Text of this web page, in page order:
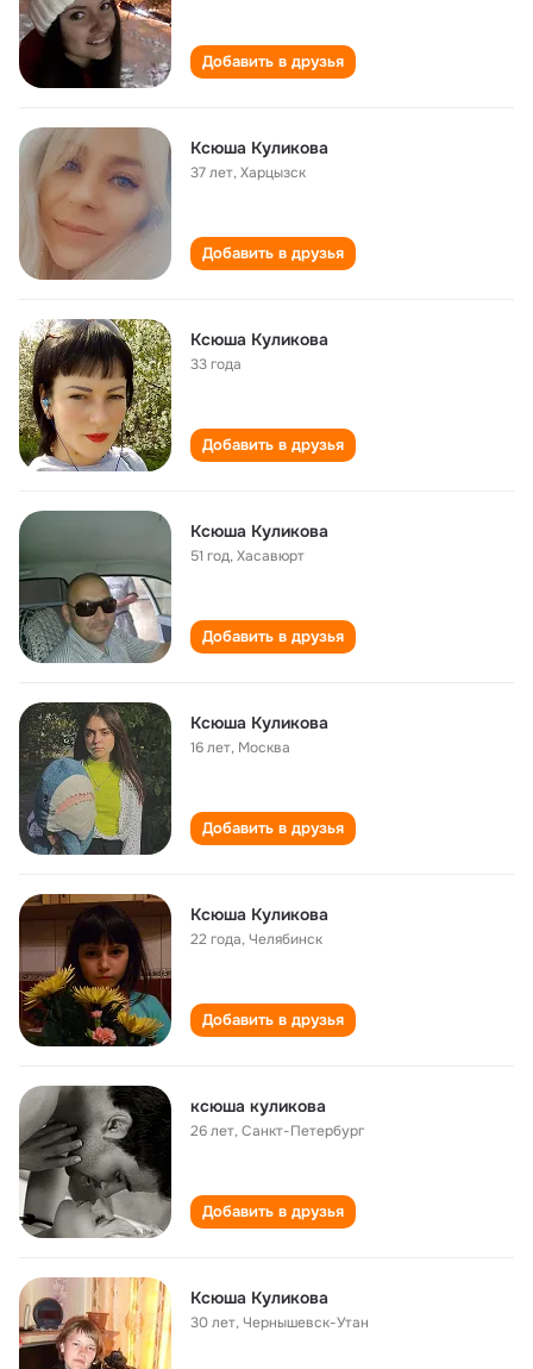
Добавить в друзья
Ксюша Куликова
37 лет,Харцызск
Добавить в друзья
Ксюша Куликова
33 года
Добавить в друзья
Ксюша Куликова
51 год,Хасавюрт
Добавить в друзья
Ксюша Куликова
16 лет, Москва
Добавить в друзья
Ксюша Куликова
22 года,Челябинск
Добавить в друзья
ксюша куликова
26 лет,Санкт-Петербург
Добавить в друзья
Ксюша Куликова
30 лет,Чернышевск-Утан